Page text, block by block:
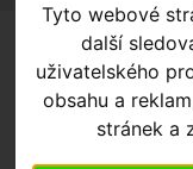
Tyto webové
další
uživatelského
obsahu a
stránek a
SHORTS